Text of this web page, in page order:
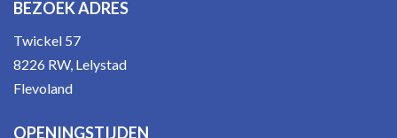
BEZOEK ADRES
Twickel 57
8226 RW, Lelystad
Flevoland
OPENINGSTIJDEN